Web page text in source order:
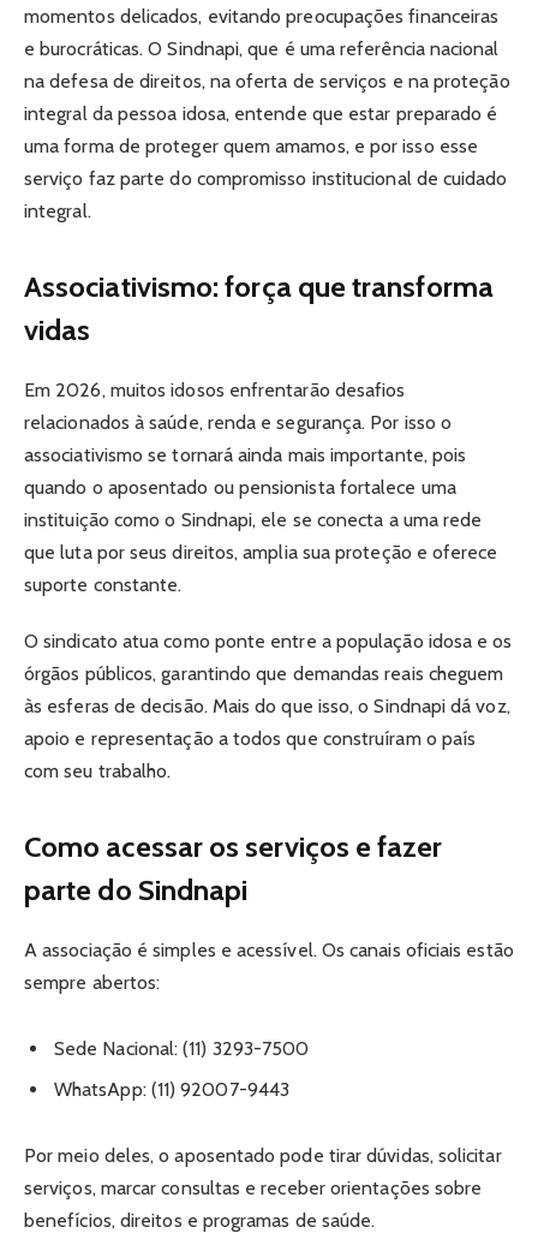
momentos delicados, evitando preocupações financeiras
e burocráticas. O Sindnapi, que é uma referência nacional
na defesa de direitos, na oferta de serviços e na proteção
integral da pessoa idosa, entende que estar preparado é
uma forma de proteger quem amamos, e por isso esse
serviço faz parte do compromisso institucional de cuidado
integral.
Associativismo: força que transforma
vidas
Em 2026, muitos idosos enfrentarão desafios
relacionados à saúde, renda e segurança. Por isso o
associativismo se tornará ainda mais importante, pois
quando o aposentado ou pensionista fortalece uma
instituição como o Sindnapi, ele se conecta a uma rede
que luta por seus direitos, amplia sua proteção e oferece
suporte constante.
O sindicato atua como ponte entre a população idosa e os
órgãos públicos, garantindo que demandas reais cheguem
às esferas de decisão. Mais do que isso, o Sindnapi dá voz,
apoio e representação a todos que construíram o país
com seu trabalho.
Como acessar os serviços e fazer
parte do Sindnapi
A associação é simples e acessível. Os canais oficiais estão
sempre abertos:
Sede Nacional: (11) 3293-7500
WhatsApp: (11) 92007-9443
Por meio deles, o aposentado pode tirar dúvidas, solicitar
serviços, marcar consultas e receber orientações sobre
benefícios, direitos e programas de saúde.